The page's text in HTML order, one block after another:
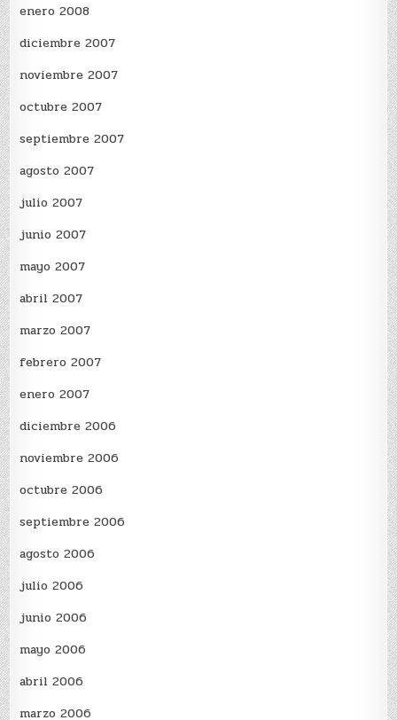
enero 2008
diciembre 2007
noviembre 2007
octubre 2007
septiembre 2007
agosto 2007
julio 2007
junio 2007
mayo 2007
abril 2007
marzo 2007
febrero 2007
enero 2007
diciembre 2006
noviembre 2006
octubre 2006
septiembre 2006
agosto 2006
julio 2006
junio 2006
mayo 2006
abril 2006
marzo 2006